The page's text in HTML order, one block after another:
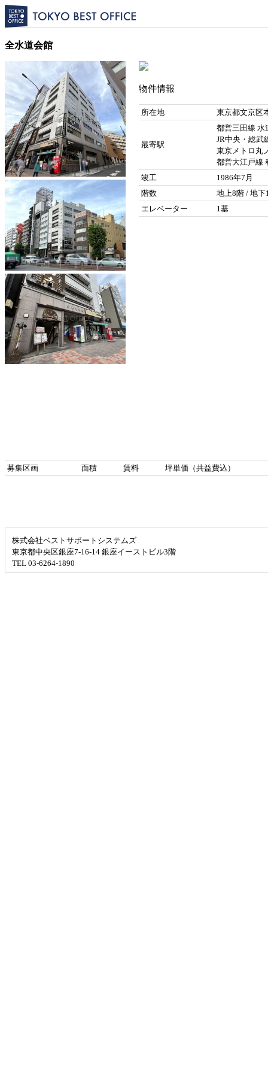
全水道会館
物件情報
所在地 東京都文京区
最寄駅
都営三田線 水
JR中央・総武
東京メトロ丸
都営大江戸線
竣工
1986年7月
階数
地上8階 / 地下
エレベーター
1基
募集区画 面積 賃料 坪単価（共益費込）
株式会社ベストサポートシステムズ
東京都中央区銀座7-16-14 銀座イーストビル3階
TEL 03-6264-1890